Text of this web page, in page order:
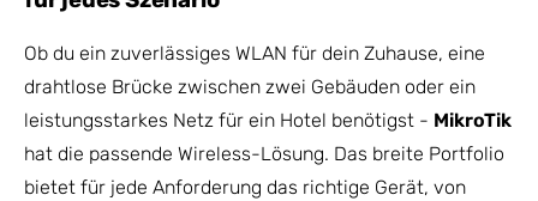
Ob du ein zuverlässiges WLAN für dein Zuhause, eine
drahtlose Brücke zwischen zwei Gebäuden oder ein
leistungsstarkes Netz für ein Hotel benötigst - MikroTik
hat die passende Wireless-Lösung. Das breite Portfolio
bietet für jede Anforderung das richtige Gerät, von